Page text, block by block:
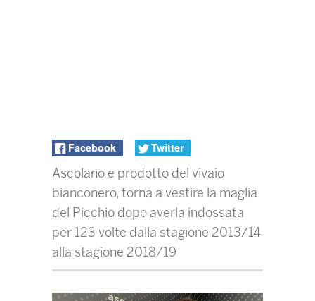
Facebook Twitter
Ascolano e prodotto del vivaio
bianconero, torna a vestire la maglia
del Picchio dopo averla indossata
per 123 volte dalla stagione 2013/14
alla stagione 2018/19